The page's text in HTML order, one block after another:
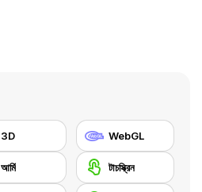
3D WebGL
আর্মি টাচস্ক্রিন